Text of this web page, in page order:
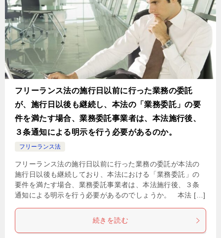
フリーランス法の施行日以前に行った業務の委託
が、施行日以後も継続し、本法の「業務委託」の要
件を満たす場合、業務委託事業者は、本法施行後、
３条通知による明示を行う必要があるのか。
フリーランス法
フリーランス法の施行日以前に行った業務の委託が本法の
施行日以後も継続しており、本法における「業務委託」の
要件を満たす場合、業務委託事業者は、本法施行後、３条
通知による明示を行う必要があるのでしょうか。 本法 […]
続きを読む